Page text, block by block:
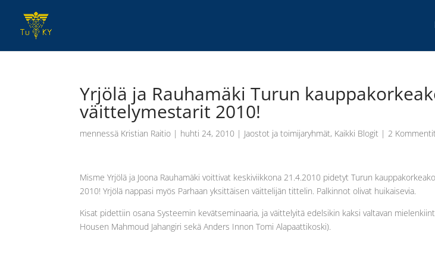
Yrjölä ja Rauhamäki Turun
väittelymestarit 2010!
mennessä Kristian Raitio | huhti 24, 2010 | Jaostot ja toimijaryhmät, Kaikki Blogit |2
Misme Yrjölä ja Joona Rauhamäki voittivat keskiviikkona 21.4.2010 pidetyt Turun
2010! Yrjölä nappasi myös Parhaan yksittäisen väittelijän tittelin. Palkinnot olivat huikaisevia.
Kisat pidettiin osana Systeemin kevätseminaaria, ja väittelyitä edelsikin kaksi valtavan
Housen Mahmoud Jahangiri sekä Anders Innon Tomi Alapaattikoski).